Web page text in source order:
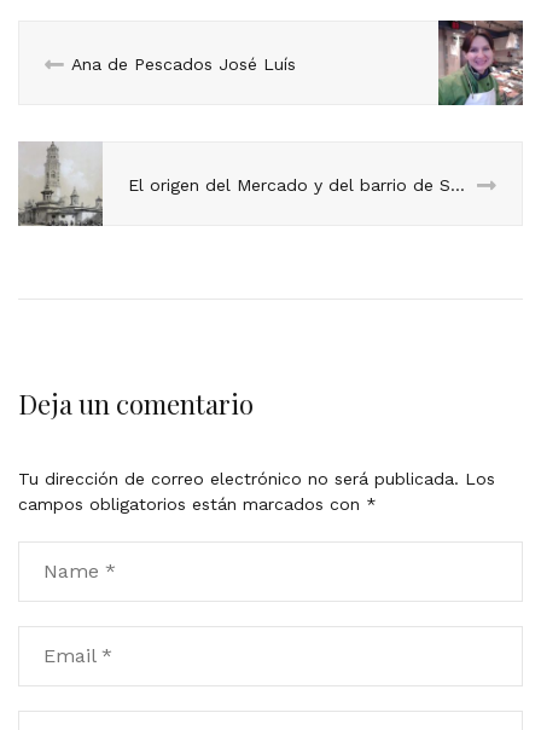
Ana de Pescados José Luís
El origen del Mercado y del barrio de San Pablo
Deja un comentario
Tu dirección de correo electrónico no será publicada. Los
campos obligatorios están marcados con *